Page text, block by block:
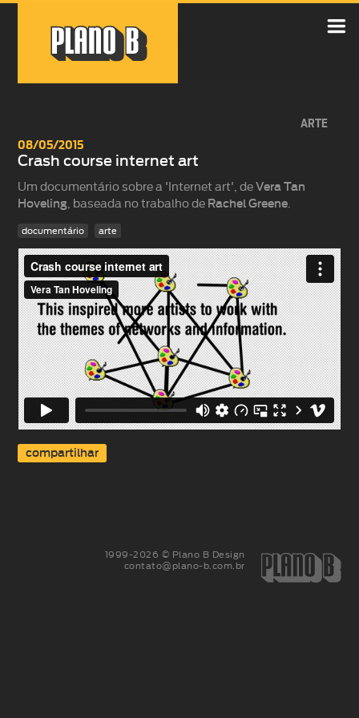

ARTE
08/05/2015
Crash course internet art
Um documentário sobre a 'Internet art', deVera Tan
Hoveling , baseada no trabalho de Rachel Greene
documentário arte
compartilhar
1999-2026 © Plano B Design
contato@plano-b.com.br